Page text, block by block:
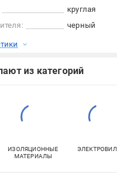
круглая
черный
из категорий
ИЗОЛЯЦИОННЫЕ
МАТЕРИАЛЫ